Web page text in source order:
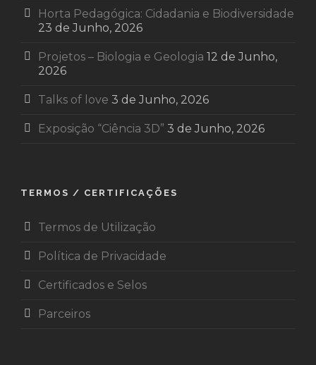
Horta Pedagógica: Cidadania e Biodiversidade
23 de Junho, 2026
Projetos – Biologia e Geologia 12 de Junho,
2026
Talks of love 3 de Junho, 2026
Exposição “Ciência 3D” 3 de Junho, 2026
TERMOS / CERTIFICAÇÕES
Termos de Utilização
Política de Privacidade
Certificados e Selos
Parceiros